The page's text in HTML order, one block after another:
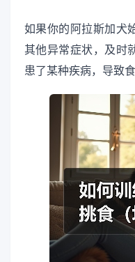
如果你的阿拉斯加犬
其他异常症状，及时
患了某种疾病，导致食